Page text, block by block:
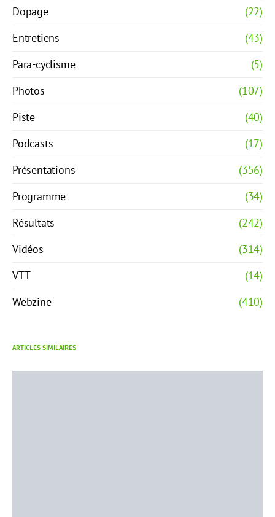
Dopage
(22)
Entretiens
(43)
Para-cyclisme
(5)
Photos
(107)
Piste
(40)
Podcasts
(17)
Présentations
(356)
Programme
(34)
Résultats
(242)
Vidéos
(314)
VTT
(14)
Webzine
(410)
ARTICLES SIMILAIRES